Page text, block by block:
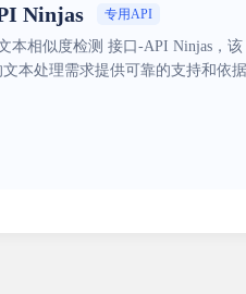
Ninjas 专用API
本相似度检测 接口-API Ninjas，
本处理需求提供可靠的支持和依据